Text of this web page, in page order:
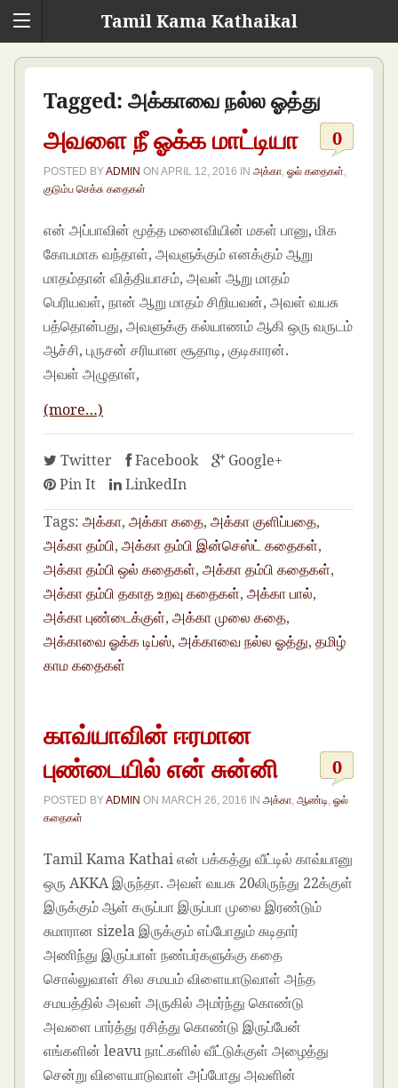
Tamil Kama Kathaikal
Tagged: அக்காவை நல்ல ஓத்து
அவளை நீ ஓக்க மாட்டியா 0
POSTED BYADMIN ONAPRIL 12, 2016 INஅக்கா ,ஓல் கதைகள்
குடும்ப செக்சு கதைகள்
என் அப்பாவின் மூத்த மனைவியின் மகள் பானு, மிக
கோபமாக வந்தாள், அவளுக்கும் எனக்கும் ஆறு
மாதம்தான் வித்தியாசம், அவள் ஆறு மாதம்
பெரியவள், நான் ஆறு மாதம் சிறியவன், அவள் வயசு
பத்தொன்பது, அவளுக்கு கல்யாணம் ஆகி ஒரு வருடம்
ஆச்சி, புருசன் சரியான சூதாடி, குடிகாரன்.
அவள் அழுதாள்,
(more…)
Twitter Facebook
Google+
Pin It
LinkedIn
Tags: அக்கா,அக்கா கதை,அக்கா குளிப்பதை,
அக்கா தம்பி,அக்கா தம்பி இன்செஸ்ட் கதைகள்,
அக்கா தம்பி ஒல் கதைகள்,அக்கா தம்பி கதைகள்,
அக்கா தம்பி தகாத உறவு கதைகள்,அக்கா பால்,
அக்கா புண்டைக்குள்,அக்கா முலை கதை,
அக்காவை ஓக்க டிப்ஸ்,அக்காவை நல்ல ஓத்து,தமிழ்
காம கதைகள்
காவ்யாவின் ஈரமான
புண்டையில் என் சுன்னி
0
POSTED BYADMIN ON MARCH 26, 2016 INஅக்கா ,ஆண்டி ,ஓல்
கதைகள்
Tamil Kama Kathai என் பக்கத்து வீட்டில் காவ்யானு
ஒரு AKKA இருந்தா. அவள் வயசு 20லிருந்து 22க்குள்
இருக்கும் ஆள் கருப்பா இருப்பா முலை இரண்டும்
சுமாரான sizela இருக்கும் எப்போதும் சுடிதார்
அணிந்து இருப்பாள் நண்பர்களுக்கு கதை
சொல்லுவாள் சில சமயம் விளையாடுவாள் அந்த
சமயத்தில் அவள் அருகில் அமர்ந்து கொண்டு
அவளை பார்த்து ரசித்து கொண்டு இருப்பேன்
எங்களின் leavu நாட்களில் வீட்டுக்குள் அழைத்து
சென்று விளையாடுவாள் அப்போது அவளின்